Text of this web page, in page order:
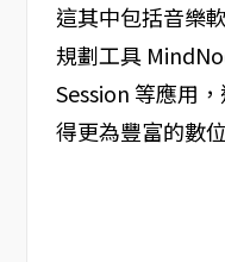
這其中包括音樂
規劃工具
Session 等應用
得更為豐富的數